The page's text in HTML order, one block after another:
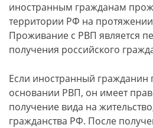
иностранным гражданам
территории РФ на протяжении
Проживание с РВП является
получения российского
Если иностранный
основании РВП, он имеет
получение вида на
гражданства РФ. После